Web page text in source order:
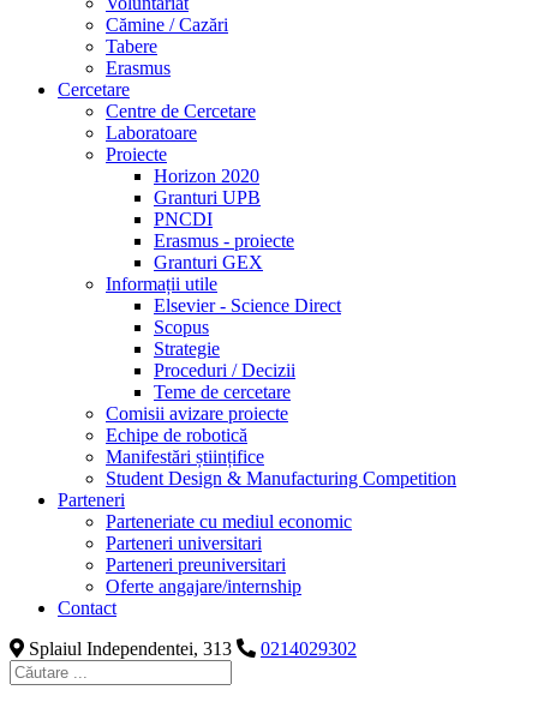
Cămine / Cazări
Tabere
Erasmus
Cercetare
Centre de Cercetare
Laboratoare
Proiecte
Horizon 2020
Granturi UPB
PNCDI
Erasmus - proiecte
Granturi GEX
Informații utile
Elsevier - Science Direct
Scopus
Strategie
Proceduri / Decizii
Teme de cercetare
Comisii avizare proiecte
Echipe de robotică
Manifestări științifice
Student Design & Manufacturing Competition
Parteneri
Parteneriate cu mediul economic
Parteneri universitari
Parteneri preuniversitari
Oferte angajare/internship
Contact
Splaiul Independentei, 313
0214029302